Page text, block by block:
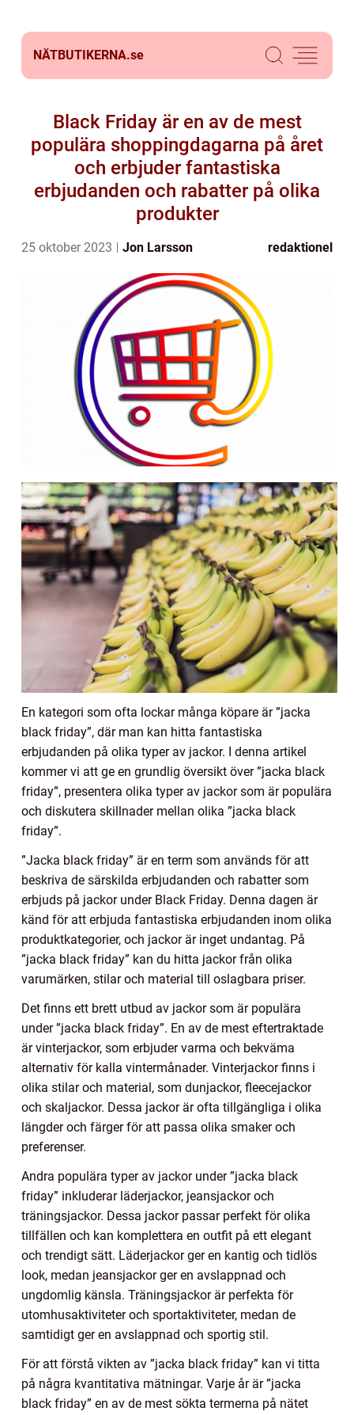
NÄTBUTIKERNA.se
Black Friday är en av de mest
populära shoppingdagarna på året
och erbjuder fantastiska
erbjudanden och rabatter på olika
produkter
25 oktober 2023 Jon Larsson redaktionel
En kategori som ofta lockar många köpare är ”jacka
black friday”, där man kan hitta fantastiska
erbjudanden på olika typer av jackor. I denna artikel
kommer vi att ge en grundlig översikt över ”jacka black
friday”, presentera olika typer av jackor som är populära
och diskutera skillnader mellan olika ”jacka black
friday”.
”Jacka black friday” är en term som används för att
beskriva de särskilda erbjudanden och rabatter som
erbjuds på jackor under Black Friday. Denna dagen är
känd för att erbjuda fantastiska erbjudanden inom olika
produktkategorier, och jackor är inget undantag. På
”jacka black friday” kan du hitta jackor från olika
varumärken, stilar och material till oslagbara priser.
Det finns ett brett utbud av jackor som är populära
under ”jacka black friday”. En av de mest eftertraktade
är vinterjackor, som erbjuder varma och bekväma
alternativ för kalla vintermånader. Vinterjackor finns i
olika stilar och material, som dunjackor, fleecejackor
och skaljackor. Dessa jackor är ofta tillgängliga i olika
längder och färger för att passa olika smaker och
preferenser.
Andra populära typer av jackor under ”jacka black
friday” inkluderar läderjackor, jeansjackor och
träningsjackor. Dessa jackor passar perfekt för olika
tillfällen och kan komplettera en outfit på ett elegant
och trendigt sätt. Läderjackor ger en kantig och tidlös
look, medan jeansjackor ger en avslappnad och
ungdomlig känsla. Träningsjackor är perfekta för
utomhusaktiviteter och sportaktiviteter, medan de
samtidigt ger en avslappnad och sportig stil.
För att förstå vikten av ”jacka black friday” kan vi titta
på några kvantitativa mätningar. Varje år är ”jacka
black friday” en av de mest sökta termerna på nätet